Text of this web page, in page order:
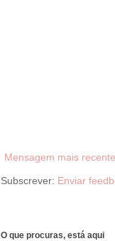
Mensagem mais recente
Subscrever: Enviar
O que procuras, está aqui